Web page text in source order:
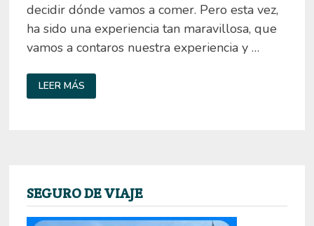
decidir dónde vamos a comer. Pero esta vez,
ha sido una experiencia tan maravillosa, que
vamos a contaros nuestra experiencia y …
¿DÓNDE
COMER
EN
LEER MÁS
SEGURO DE VIAJE